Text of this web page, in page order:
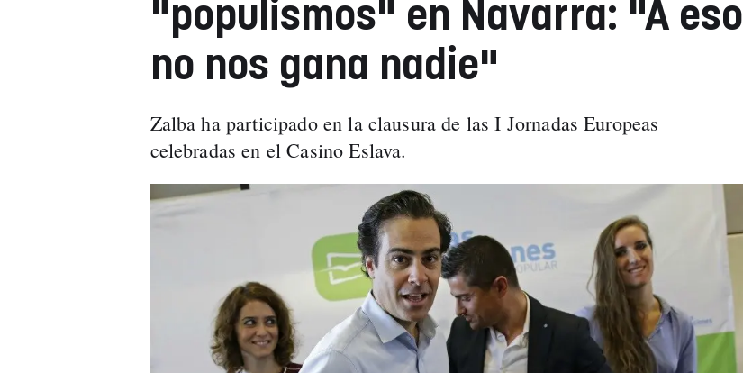
"populismos" en Navarra: "A eso
no nos gana nadie"
Zalba ha participado en la clausura de las I Jornadas Europeas
celebradas en el Casino Eslava.